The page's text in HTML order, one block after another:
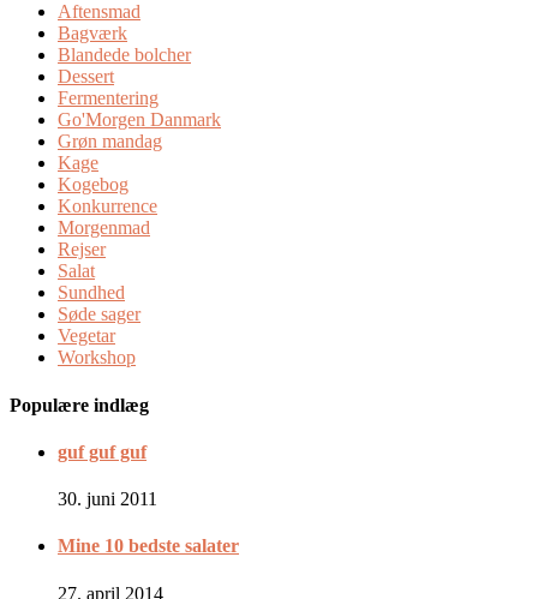
Aftensmad
Bagværk
Blandede bolcher
Dessert
Fermentering
Go'Morgen Danmark
Grøn mandag
Kage
Kogebog
Konkurrence
Morgenmad
Rejser
Salat
Sundhed
Søde sager
Vegetar
Workshop
Populære indlæg
guf guf guf
30. juni 2011
Mine 10 bedste salater
27. april 2014